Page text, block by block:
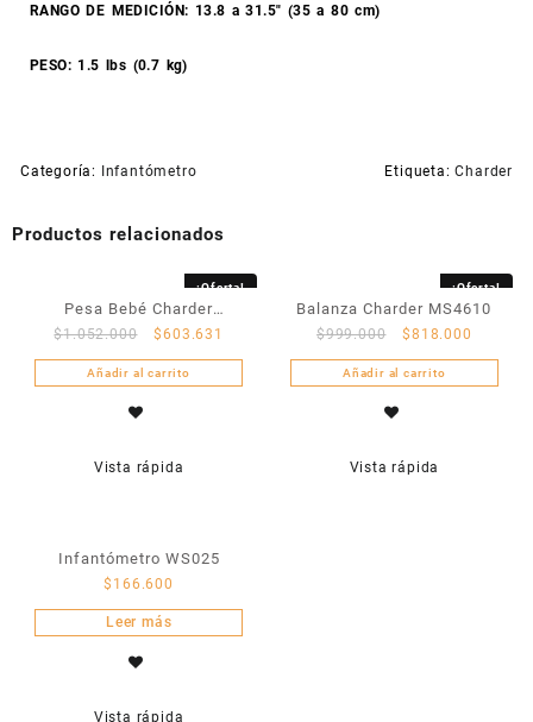
RANGO DE MEDICIÓN: 13.8 a 31.5″ (35 a 80 cm)
PESO: 1.5 lbs (0.7 kg)
Categoría: Infantómetro Etiqueta:Charder
Productos relacionados
¡Oferta!
Pesa Bebé Charder
MS21NEO
$1.052.000 $603.631
Añadir al carrito
Vista rápida
¡Oferta!
Balanza Charder MS4610
$999.000 $818.000
Añadir al carrito
Vista rápida
Infantómetro WS025
$ 166.600
Leer más
Vista rápida